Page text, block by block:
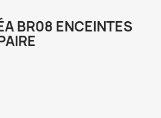
BR08 ENCEINTES